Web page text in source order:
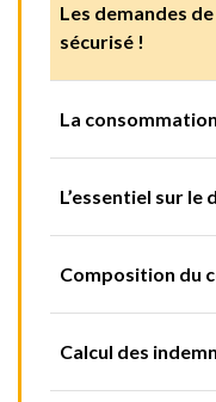
Les demandes de
sécurisé !
La
L’essentiel sur le
Composition du
Calcul des